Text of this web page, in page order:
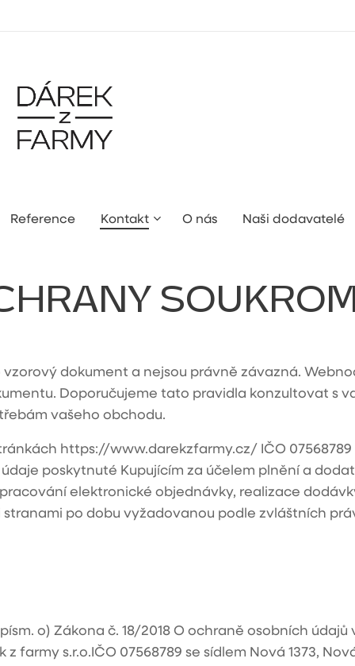
Reference Kontakt O nás Naši dodavatelé
dokument a nejsou právně závazná.
Doporučujeme tato pravidla konzultovat s
vašeho obchodu.
https://www.darekzfarmy.cz/IČO 07568789
poskytnuté Kupujícím za účelem plnění a
elektronické objednávky, realizace
po dobu vyžadovanou podle zvláštních
o) Zákona č. 18/2018 O ochraně osobních údajů
z farmy s.r.o.IČO 07568789 se sídlem Nová 1373,